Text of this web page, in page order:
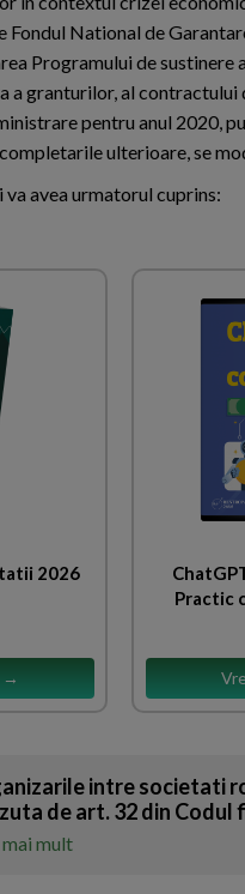
Fondul National de
Programului de
a granturilor, al
pentru anul 2020,
ulterioare, se
avea urmatorul cuprins:
2026
→
Practic
intre societati
de art. 32 din Codul
mult